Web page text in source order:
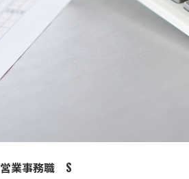
営業事務職 S